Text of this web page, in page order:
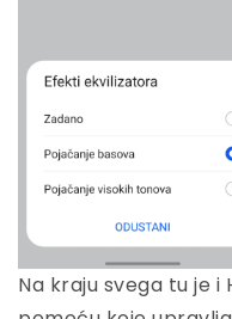
Na kraju svega tu je i